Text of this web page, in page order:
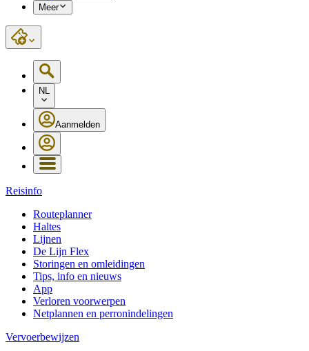
Meer
NL
Aanmelden
Reisinfo
Routeplanner
Haltes
Lijnen
De Lijn Flex
Storingen en omleidingen
Tips, info en nieuws
App
Verloren voorwerpen
Netplannen en perronindelingen
Vervoerbewijzen